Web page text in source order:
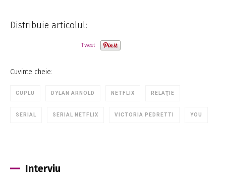
Distribuie articolul:
Tweet
Cuvinte cheie:
CUPLU DYLAN ARNOLD NETFLIX RELAŢIE
SERIAL SERIAL NETFLIX VICTORIA PEDRETTI YOU
Interviu